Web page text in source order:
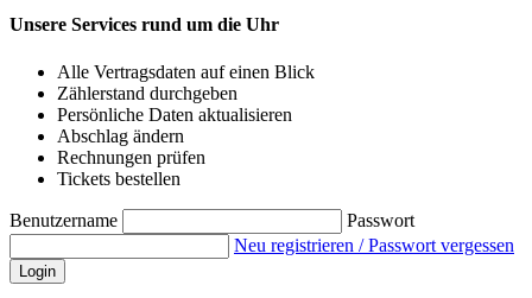
Unsere Services rund um die Uhr
Alle Vertragsdaten auf einen Blick
Zählerstand durchgeben
Persönliche Daten aktualisieren
Abschlag ändern
Rechnungen prüfen
Tickets bestellen
Benutzername
Passwort
Neu registrieren / Passwort vergessen
Login